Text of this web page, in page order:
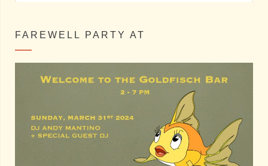
FAREWELL PARTY AT